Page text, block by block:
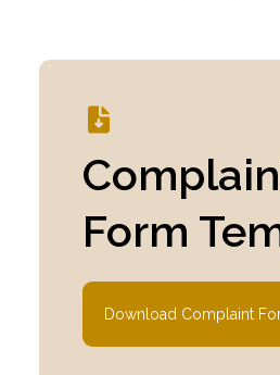
Form
Download Complaint